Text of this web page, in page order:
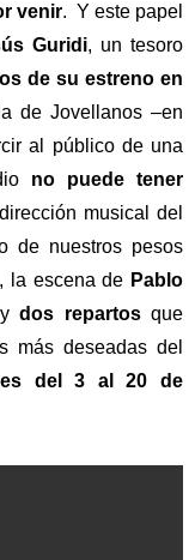
venir. Y este papel
Guridi, un tesoro
de su estreno en
de Jovellanos –en
al público de una
no puede tener
musical del
de nuestros pesos
la escena de Pablo
ydos repartosque
más deseadas del
del 3 al 20 de